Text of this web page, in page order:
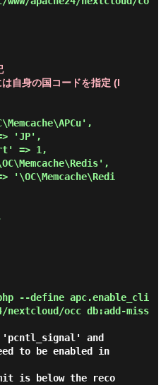
自身の国コードを指定 (I
--define apc.enable_cli
nextcloud/occ db:add-miss
and
to be enabled in
is below the reco